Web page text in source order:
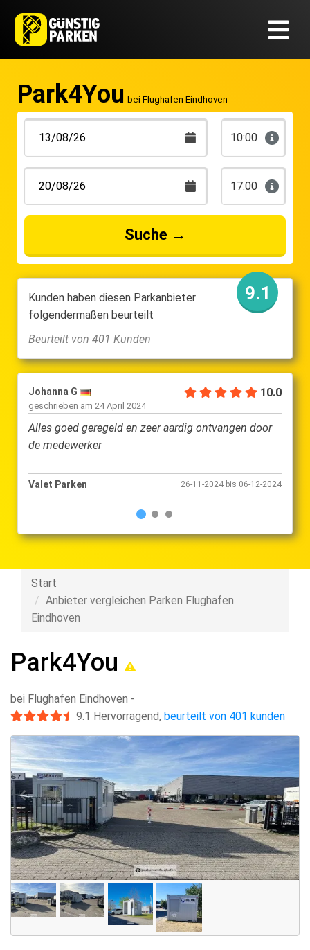
Park4You bei Flughafen Eindhoven
10:00
17:00
Suche→
Kunden haben diesen Parkanbieter
folgendermaßen beurteilt
9.1
Beurteilt von 401 Kunden
Johanna G
geschrieben am 24 April 2024
10.0
Alles goed geregeld en zeer aardig ontvangen door
de medewerker
Valet Parken 26-11-2024 bis 06-12-2024
Start
Anbieter vergleichen Parken Flughafen
Eindhoven
Park4You
bei Flughafen Eindhoven -
9.1 Hervorragend, beurteilt von 401 kunden